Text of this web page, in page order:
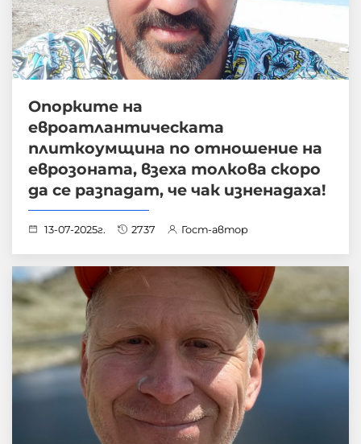
Опорките на
евроатлантическата
плиткоумщина по отношение на
еврозоната, взеха толкова скоро
да се разпадат, че чак изненадаха!
13-07-2025г. 2737 Гост-автор